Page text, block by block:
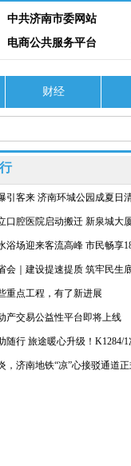
中共济南市委网站
电商公共服务平台
财经
引客来 济南环城公园成夏日
口腔医院启动搬迁 新泉城大
浴场迎来客流高峰 市民畅享
会｜建设提速提质 筑牢民生
重点工程，有了新进展
产交易公益性平台即将上线
随行 旅途暖心升级！K1284/
，济南地铁“凉”心接驳通道正